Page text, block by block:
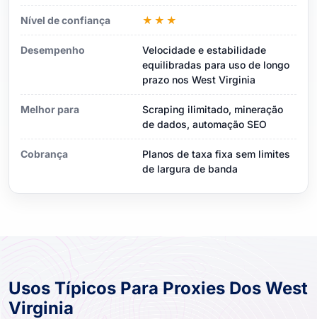
Nível de confiança ★★★
Desempenho
Velocidade e estabilidade
equilibradas para uso de longo
prazo nos West Virginia
Melhor para
Scraping ilimitado, mineração
de dados, automação SEO
Cobrança
Planos de taxa fixa sem limites
de largura de banda
Usos Típicos Para Proxies Dos West
Virginia